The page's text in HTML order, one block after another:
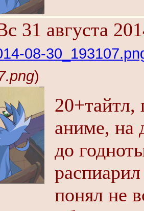
31 августа
08-
)
20+тайтл,
аниме, на
до
понял не